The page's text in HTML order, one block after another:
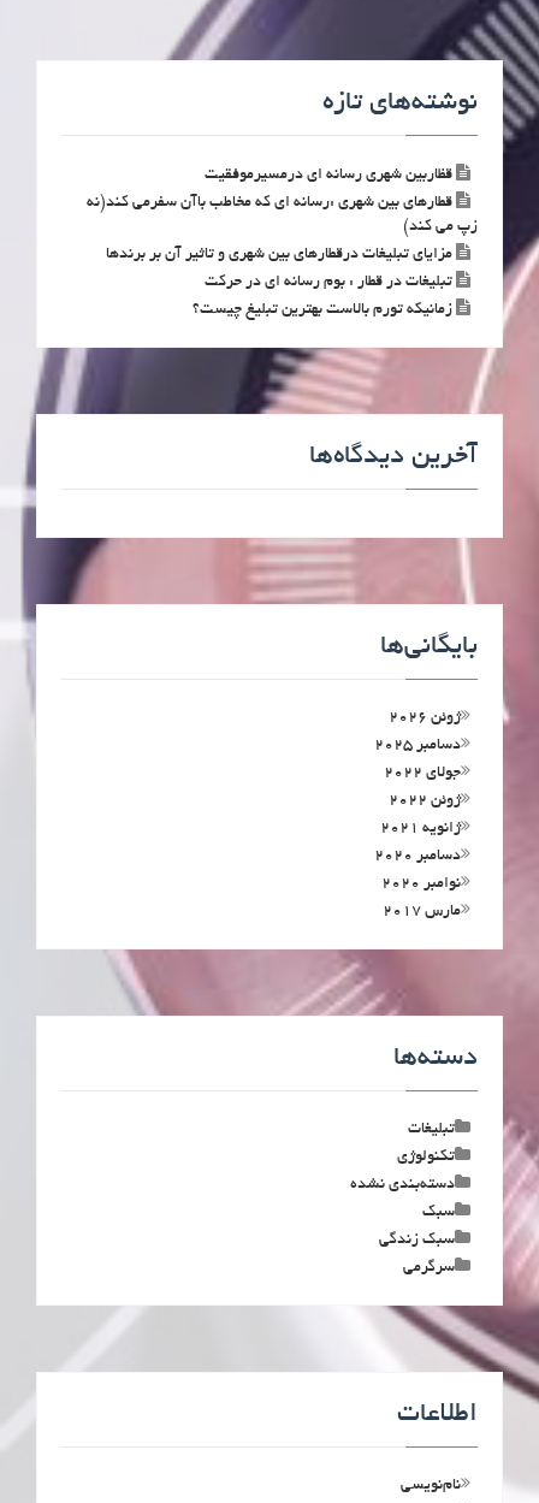
نوشته‌های تازه
قظاربین شهری رسانه ای درمسیرموفقیت
قطارهای بین شهری :رسانه ای که مخاطب باآن سفرمی کند(نه
زپ می کند)
مزایای تبلیغات درقطارهای بین شهری و تاثیر آن بر برندها
تبلیغات در قطار : بوم رسانه ای در حرکت
زمانیکه تورم بالاست بهترین تبلیغ چیست؟
آخرین دیدگاه‌ها
بایگانی‌ها
ژوئن 2026
دسامبر 2025
جولای 2022
ژوئن 2022
ژانویه 2021
دسامبر 2020
نوامبر 2020
مارس 2017
دسته‌ها
تبلیغات
تکنولوژی
دسته‌بندی نشده
سبک
سبک زندگی
سرگرمی
اطلاعات
نام‌نویسی